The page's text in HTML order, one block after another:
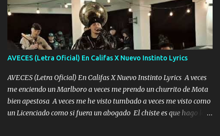
para dar ya estando en tu ciudad no habrá quien lo detenga si las
copas van de más vayamos a un lugar y cerremos las puertas
Entre alcohol y besos se va incrementado el Fuego en esa
habitación ya no mires más el reloj Única por donde vas me curas
tú mi mal moviendo tu silueta no hay otra que te sea igual te ves
tan especial por eso es que me tientas Aquí estoy no dejaré que se
te acerque nadie porque solo yo tendre el candado 🔒 del a...
AVECES (Letra Oficial) En Califas X Nuevo Instinto Lyrics
AVECES (Letra Oficial) En Califas X Nuevo Instinto Lyrics A veces
me enciendo un Marlboro a veces me prendo un churrito de Mota
bien apestosa A veces me he visto tumbado a veces me visto como
un Licenciado como si fuera un abogado El chiste es que hago lo